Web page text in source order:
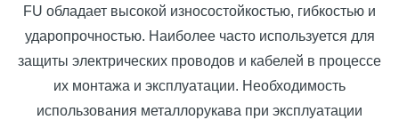
FU обладает высокой износостойкостью, гибкостью и
ударопрочностью. Наиболее часто используется для
защиты электрических проводов и кабелей в процессе
их монтажа и эксплуатации. Необходимость
использования металлорукава при эксплуатации